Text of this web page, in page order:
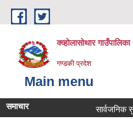
Skip to main content
क्व्होलासोथार गाउँपालिका
गण्डकी प्रदेश
Main menu
समाचार सार्वजनिक